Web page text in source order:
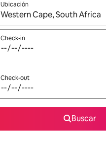
Ubicación
Cuando los resultados estén
Check-in
Check-out
Buscar